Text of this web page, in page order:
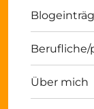
Berufliche/
Über mich